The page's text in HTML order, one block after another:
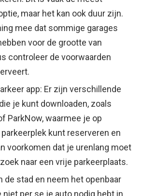
maar het kan ook duur zijn.
mee dat sommige garages
voor de grootte van
controleer de voorwaarden
app: Er zijn verschillende
je kunt downloaden, zoals
ParkNow, waarmee je op
kunt reserveren en
voorkomen dat je urenlang moet
naar een vrije parkeerplaats.
de stad en neem het openbaar
niet per se je auto nodig hebt in